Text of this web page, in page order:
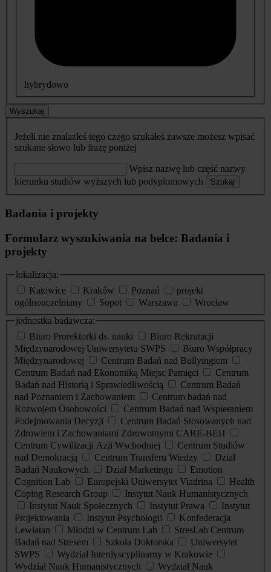
hybrydowo
Wyszukaj
Jeżeli nie znalazłeś tego czego szukałeś zawsze możesz wpisać
szukane słowo lub frazę poniżej
Wpisz nazwę lub część nazwy
kierunku studiów wyższych lub podyplomowych
Szukaj
Badania i projekty
Formularz wyszukiwania na belce: Badania i
projekty
lokalizacja:
Katowice
Kraków Poznań
projekt
ogólnouczelniany
Sopot Warszawa
Wrocław
jednostka badawcza:
Biuro Prorektorki ds. nauki
Biuro Rekrutacji
Międzynarodowej Uniwersytetu SWPS
Biuro Współpracy
Międzynarodowej
Centrum Badań nad Bullyingiem
Centrum Badań nad Ekonomiką Miejsc Pamięci
Centrum
Badań nad Historią i Sprawiedliwością
Centrum Badań
nad Poznaniem i Zachowaniem
Centrum badań nad
Rozwojem Osobowości
Centrum Badań nad Wspieraniem
Podejmowania Decyzji
Centrum Badań Stosowanych nad
Zdrowiem i Zachowaniami Zdrowotnymi CARE-BEH
Centrum Cywilizacji Azji Wschodniej
Centrum Studiów
nad Demokracją
Centrum Transferu Wiedzy
Dział
Badań Naukowych
Dział Marketingu
Emotion
Cognition Lab
Europejski Uniwersytet Viadrina
Health
Coping Research Group
Instytut Nauk Humanistycznych
Instytut Nauk Społecznych
Instytut Prawa
Instytut
Projektowania
Instytut Psychologii
Konfederacja
Lewiatan
Młodzi w Centrum Lab
StresLab Centrum
Badań nad Stresem
Szkoła Doktorska
Uniwersytet
SWPS
Wydział Interdyscyplinarny w Krakowie
Wydział Nauk Humanistycznych
Wydział Nauk